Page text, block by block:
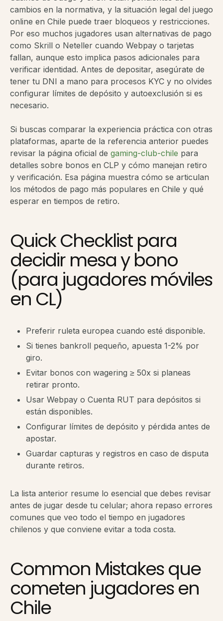
cambios en la normativa, y la situación legal del juego
online en Chile puede traer bloqueos y restricciones.
Por eso muchos jugadores usan alternativas de pago
como Skrill o Neteller cuando Webpay o tarjetas
fallan, aunque esto implica pasos adicionales para
verificar identidad. Antes de depositar, asegúrate de
tener tu DNI a mano para procesos KYC y no olvides
configurar límites de depósito y autoexclusión si es
necesario.
Si buscas comparar la experiencia práctica con otras
plataformas, aparte de la referencia anterior puedes
revisar la página oficial de gaming-club-chile para
detalles sobre bonos en CLP y cómo manejan retiro
y verificación. Esa página muestra cómo se articulan
los métodos de pago más populares en Chile y qué
esperar en tiempos de retiro.
Quick Checklist para
decidir mesa y bono
(para jugadores móviles
en CL)
Preferir ruleta europea cuando esté disponible.
Si tienes bankroll pequeño, apuesta 1-2% por
giro.
Evitar bonos con wagering ≥ 50x si planeas
retirar pronto.
Usar Webpay o Cuenta RUT para depósitos si
están disponibles.
Configurar límites de depósito y pérdida antes de
apostar.
Guardar capturas y registros en caso de disputa
durante retiros.
La lista anterior resume lo esencial que debes revisar
antes de jugar desde tu celular; ahora repaso errores
comunes que veo todo el tiempo en jugadores
chilenos y que conviene evitar a toda costa.
Common Mistakes que
cometen jugadores en
Chile